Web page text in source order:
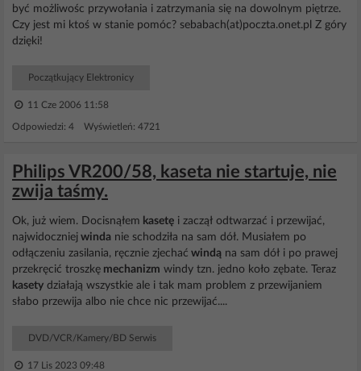
być możliwośc przywołania i zatrzymania się na dowolnym piętrze.
Czy jest mi ktoś w stanie pomóc? sebabach(at)poczta.onet.pl Z góry
dzięki!
Początkujący Elektronicy
11 Cze 2006 11:58
Odpowiedzi: 4 Wyświetleń: 4721
Philips VR200/58, kaseta nie startuje, nie
zwija taśmy.
Ok, już wiem. Docisnąłem kasetę i zaczął odtwarzać i przewijać,
najwidoczniej winda nie schodziła na sam dół. Musiałem po
odłączeniu zasilania, ręcznie zjechać windą na sam dół i po prawej
przekręcić troszkę mechanizm windy tzn. jedno koło zębate. Teraz
kasety działają wszystkie ale i tak mam problem z przewijaniem
słabo przewija albo nie chce nic przewijać....
DVD/VCR/Kamery/BD Serwis
17 Lis 2023 09:48